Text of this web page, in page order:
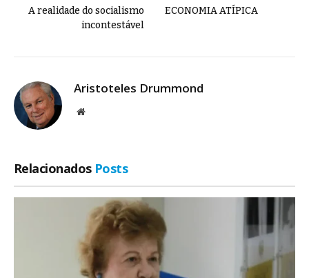
A realidade do socialismo
incontestável
ECONOMIA ATÍPICA
Aristoteles Drummond
Site
Relacionados Posts